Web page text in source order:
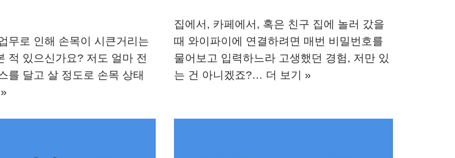
무로 인해 손목이 시큰거리는
적 있으신가요? 저도 얼마 전
를 달고 살 정도로 손목 상태
집에서, 카페에서, 혹은 친구 집에 놀러 갔을
때 와이파이에 연결하려면 매번 비밀번호를
물어보고 입력하느라 고생했던 경험, 저만 있
는 건 아니겠죠?… 더 보기 »